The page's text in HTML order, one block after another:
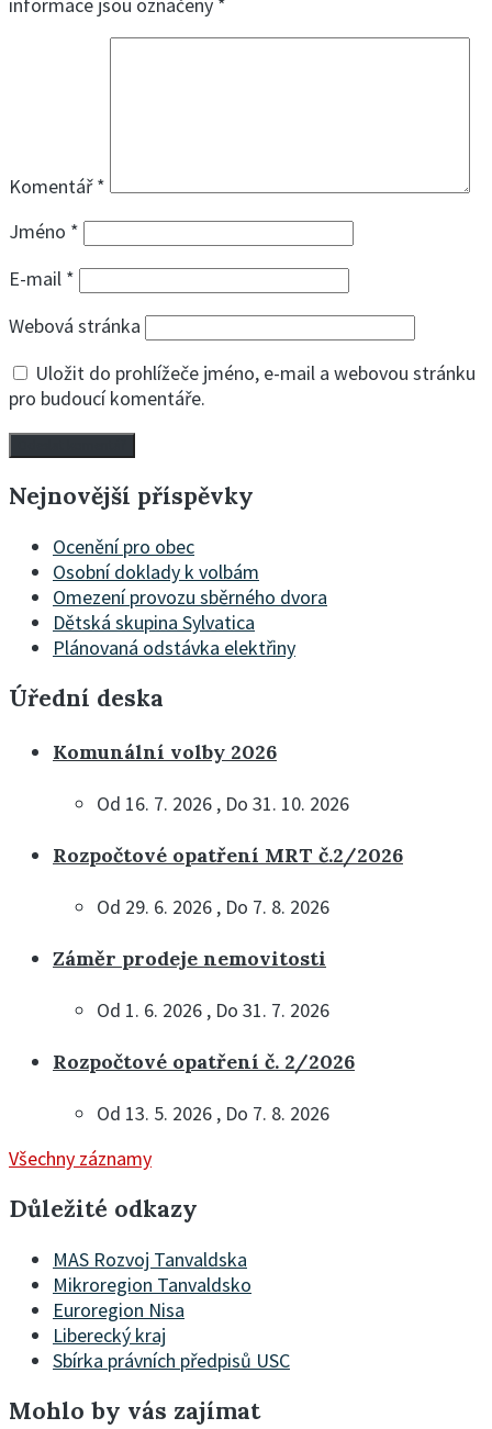
informace jsou označeny *
Komentář*
Jméno *
E-mail *
Webová stránka
Uložit do prohlížeče jméno, e-mail a webovou stránku
pro budoucí komentáře.
Nejnovější příspěvky
Ocenění pro obec
Osobní doklady k volbám
Omezení provozu sběrného dvora
Dětská skupina Sylvatica
Plánovaná odstávka elektřiny
Úřední deska
Komunální volby 2026
Od 16. 7. 2026 , Do 31. 10. 2026
Rozpočtové opatření MRT č.2/2026
Od 29. 6. 2026 , Do 7. 8. 2026
Záměr prodeje nemovitosti
Od 1. 6. 2026 , Do 31. 7. 2026
Rozpočtové opatření č. 2/2026
Od 13. 5. 2026 , Do 7. 8. 2026
Všechny záznamy
Důležité odkazy
MAS Rozvoj Tanvaldska
Mikroregion Tanvaldsko
Euroregion Nisa
Liberecký kraj
Sbírka právních předpisů USC
Mohlo by vás zajímat